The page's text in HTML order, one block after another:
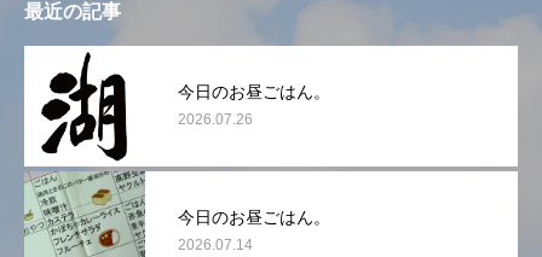
最近の記事
今日のお昼ごはん。
2026.07.26
今日のお昼ごはん。
2026.07.14